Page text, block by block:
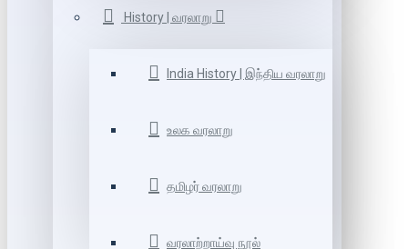
History | வரலாறு
India History | இந்திய வரலாறு
உலக வரலாறு
தமிழர் வரலாறு
வரலாற்றாய்வு நூல்